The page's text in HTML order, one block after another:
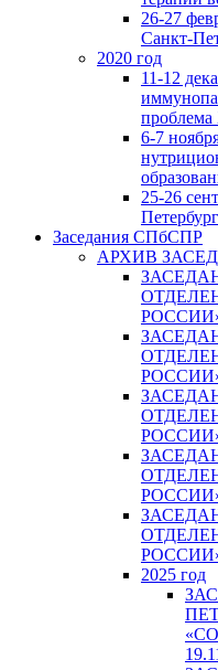
26-27
Санкт-
2020 год
11-12
проблема
6-7
25-26
Заседания СПбСПР
АРХИВ
РОССИИ»
2025 год